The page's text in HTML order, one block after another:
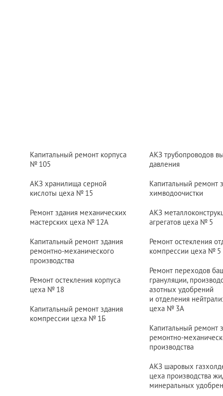
Капитальный ремонт корпуса
№ 105
АКЗ хранилища серной
кислоты цеха № 15
Ремонт здания механических
мастерских цеха № 12А
Капитальный ремонт здания
ремонтно-механического
производства
Ремонт остекления корпуса
цеха № 18
Капитальный ремонт здания
компрессии цеха № 1 Б
АКЗ трубопроводов
давления
Капитальный ремонт
химводоочистки
АКЗ
агрегатов цеха № 5
Ремонт остекления
компрессии цеха № 5
Ремонт переходов
грануляции,
азотных удобрений
и отделения
цеха № 3А
Капитальный ремонт
ремонтно-
производства
АКЗ шаровых
цеха производства
минеральных